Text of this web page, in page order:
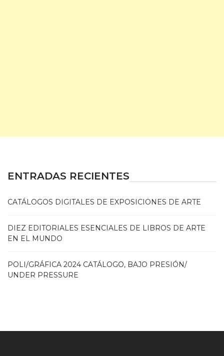
ENTRADAS RECIENTES
CATÁLOGOS DIGITALES DE EXPOSICIONES DE ARTE
DIEZ EDITORIALES ESENCIALES DE LIBROS DE ARTE
EN EL MUNDO
POLI/GRÁFICA 2024 CATÁLOGO, BAJO PRESIÓN/
UNDER PRESSURE